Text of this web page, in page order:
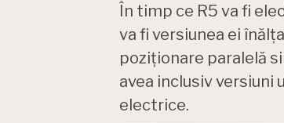
În timp ce R5 va fi
va fi versiunea ei
poziționare paralelă
avea inclusiv versiuni
electrice.